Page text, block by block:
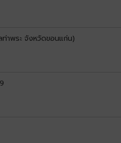
าพระ จังหวัดขอนแก่น)